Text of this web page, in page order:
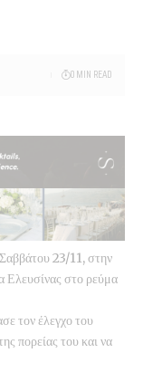
0 MIN READ
23/11, στην
Ελευσίνας στο ρεύμα
τον έλεγχο του
πορείας του και να